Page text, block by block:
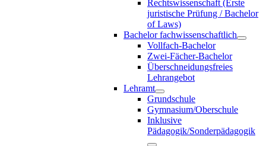
Rechtswissenschaft (Erste
juristische Prüfung / Bachelor
of Laws)
Bachelor fachwissenschaftlich
Vollfach-Bachelor
Zwei-Fächer-Bachelor
Überschneidungsfreies
Lehrangebot
Lehramt
Grundschule
Gymnasium/Oberschule
Inklusive
Pädagogik/Sonderpädagogik